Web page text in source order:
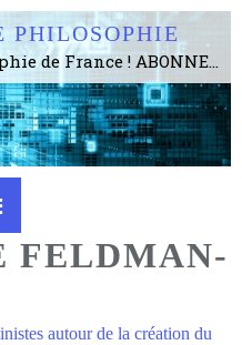
PHILOSOPHIE
Le plus gros site de philosophie de France ! ABONNEZ-VOUS ! 4115 Articles, 1634 abonné·e·s, depuis 2006 . . . . . . . . 2 852 214 pages vues jusqu'à présent. Prestance et être apte à un plus grand nombre de choses.
FELDMAN-
autour de la création du